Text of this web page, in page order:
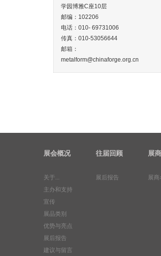
学园博雅C座10层
邮编：102206
电话：010- 69731006
传真：010-53056644
邮箱：
metalform@chinaforge.org.cn
展会概况
关于...
主办和支持
宣传
展品类别
优势与亮点
展后报告
建议与留言
往届回顾
展后报告
展
展商